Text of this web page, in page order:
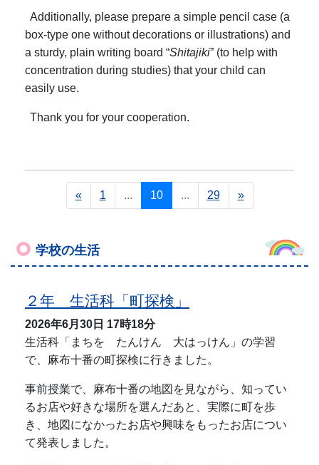
Additionally, please prepare a simple pencil case (a
box-type one without decorations or illustrations) and
a sturdy, plain writing board “Shitajiki” (to help with
concentration during studies) that your child can
easily use.
Thank you for your cooperation.
« 1 ... 10 ... 29 »
学校の生活
２年 生活科「町探検」
2026年6月30日 17時18分
生活科「まちを たんけん 大はっけん」の学習
で、麻布十番の町探検に行きました。
事前授業で、麻布十番の地図を見ながら、知ってい
るお店や好きな場所を選んだあと、実際に町を歩
き、地図になかったお店や興味をもったお店につい
て発表しました。